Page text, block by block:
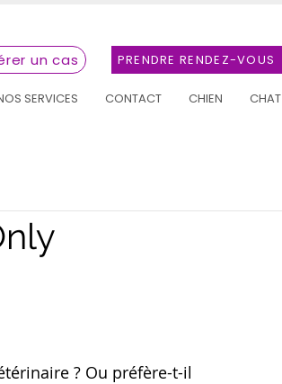
SERVICES CONTACT CHIEN CHAT
PRENDRE RENDEZ-VOUS
un cas
? Ou préfère-t-il